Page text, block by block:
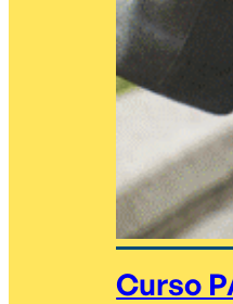
Curso